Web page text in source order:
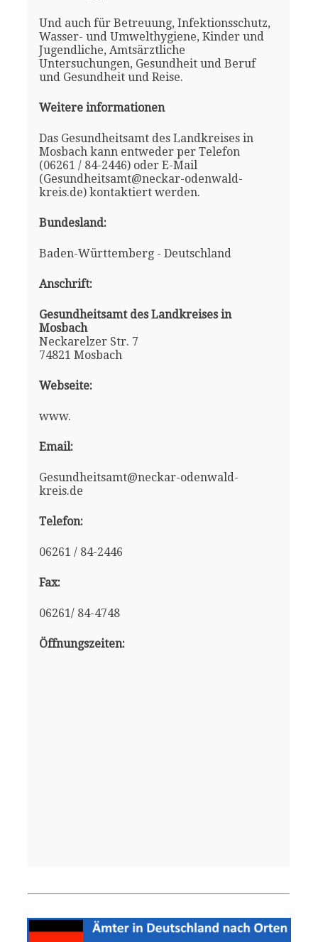
Und auch für Betreuung, Infektionsschutz,
Wasser- und Umwelthygiene, Kinder und
Jugendliche, Amtsärztliche
Untersuchungen, Gesundheit und Beruf
und Gesundheit und Reise.
Weitere informationen
Das Gesundheitsamt des Landkreises in
Mosbach kann entweder per Telefon
(06261 / 84-2446) oder E-Mail
(Gesundheitsamt@neckar-odenwald-
kreis.de) kontaktiert werden.
Bundesland:
Baden-Württemberg - Deutschland
Anschrift:
Gesundheitsamt des Landkreises in
Mosbach
Neckarelzer Str. 7
74821 Mosbach
Webseite:
www.
Email:
Gesundheitsamt@neckar-odenwald-
kreis.de
Telefon:
06261 / 84-2446
Fax:
06261/ 84-4748
Öffnungszeiten: